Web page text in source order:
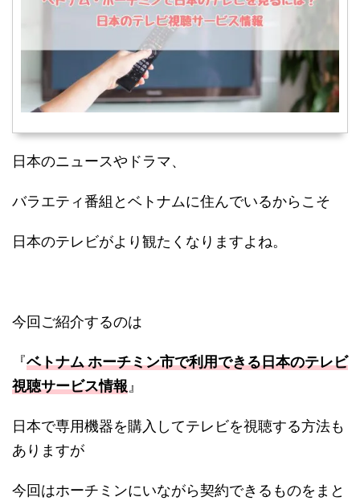
日本のニュースやドラマ、
バラエティ番組とベトナムに住んでいるからこそ
日本のテレビがより観たくなりますよね。
今回ご紹介するのは
『ベトナム ホーチミン市で利用できる日本のテレビ
視聴サービス情報 』
日本で専用機器を購入してテレビを視聴する方法も
ありますが
今回はホーチミンにいながら契約できるものをまと